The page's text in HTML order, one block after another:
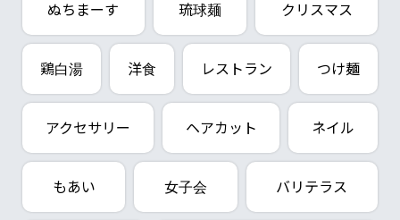
ぬちまーす 琉球麺 クリスマス
鶏白湯 洋食 レストラン つけ麺
アクセサリー ヘアカット ネイル
もあい 女子会 バリテラス